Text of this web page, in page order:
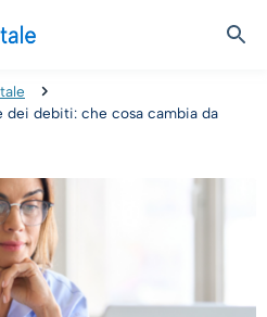
dei debiti: che cosa cambia da